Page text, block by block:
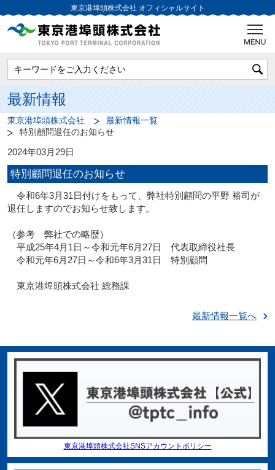
東京港埠頭株式会社 オフィシャルサイト
最新情報
東京港埠頭株式会社
最新情報一覧
特別顧問退任のお知らせ
2024年03月29日
特別顧問退任のお知らせ
令和6年3月31日付けをもって、弊社特別顧問の平野 裕司が
退任しますのでお知らせ致します。
（参考 弊社での略歴）
平成25年4月1日～令和元年6月27日 代表取締役社長
令和元年6月27日～令和6年3月31日 特別顧問
東京港埠頭株式会社 総務課
最新情報一覧へ
東京港埠頭株式会社SNSアカウントポリシー